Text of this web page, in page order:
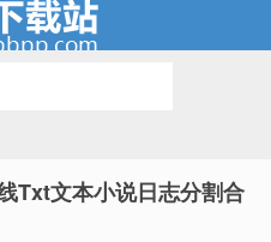
Txt文本小说日志分割合